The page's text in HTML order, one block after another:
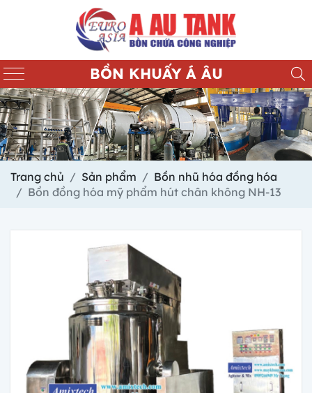
BỒN KHUẤY Á ÂU
Trang chủ Sản phẩm
Bồn nhũ hóa đồng hóa
Bồn đồng hóa mỹ phẩm hút chân không NH-13